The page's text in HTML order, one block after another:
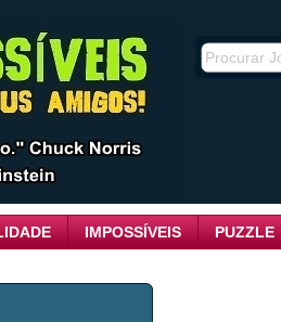
IMPOSSÍVEIS PUZZLE